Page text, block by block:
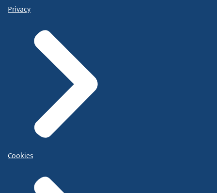
Privacy
Cookies